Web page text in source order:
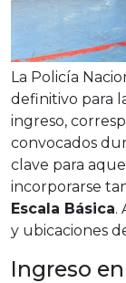
La Policía
definitivo para
ingreso,
convocados
clave para
incorporarse
Escala Básica.
y ubicaciones
Ingreso